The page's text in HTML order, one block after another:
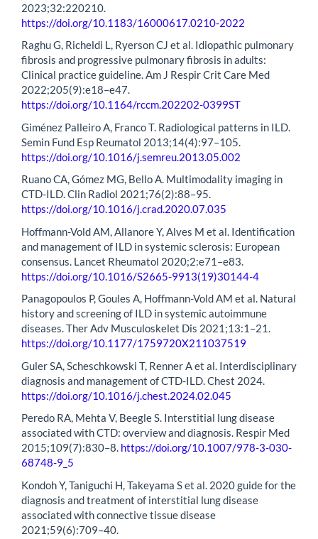
2023;32:220210.
https://doi.org/10.1183/16000617.0210-2022
Raghu G, Richeldi L, Ryerson CJ et al. Idiopathic pulmonary
fibrosis and progressive pulmonary fibrosis in adults:
Clinical practice guideline. Am J Respir Crit Care Med
2022;205(9):e18–e47.
https://doi.org/10.1164/rccm.202202-0399ST
Giménez Palleiro A, Franco T. Radiological patterns in ILD.
Semin Fund Esp Reumatol 2013;14(4):97–105.
https://doi.org/10.1016/j.semreu.2013.05.002
Ruano CA, Gómez MG, Bello A. Multimodality imaging in
CTD-ILD. Clin Radiol 2021;76(2):88–95.
https://doi.org/10.1016/j.crad.2020.07.035
Hoffmann-Vold AM, Allanore Y, Alves M et al. Identification
and management of ILD in systemic sclerosis: European
consensus. Lancet Rheumatol 2020;2:e71–e83.
https://doi.org/10.1016/S2665-9913(19)30144-4
Panagopoulos P, Goules A, Hoffmann-Vold AM et al. Natural
history and screening of ILD in systemic autoimmune
diseases. Ther Adv Musculoskelet Dis 2021;13:1–21.
https://doi.org/10.1177/1759720X211037519
Guler SA, Scheschkowski T, Renner A et al. Interdisciplinary
diagnosis and management of CTD-ILD. Chest 2024.
https://doi.org/10.1016/j.chest.2024.02.045
Peredo RA, Mehta V, Beegle S. Interstitial lung disease
associated with CTD: overview and diagnosis. Respir Med
2015;109(7):830–8. https://doi.org/10.1007/978-3-030-
68748-9_5
Kondoh Y, Taniguchi H, Takeyama S et al. 2020 guide for the
diagnosis and treatment of interstitial lung disease
associated with connective tissue disease
2021;59(6):709–40.